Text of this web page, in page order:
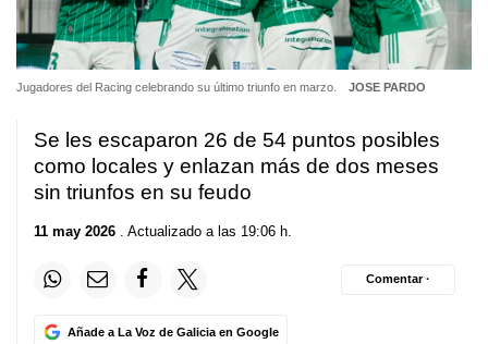
Jugadores del Racing celebrando su último triunfo en marzo. JOSE PARDO
Se les escaparon 26 de 54 puntos posibles
como locales y enlazan más de dos meses
sin triunfos en su feudo
11 may 2026 . Actualizado a las 19:06 h.
Añade a La Voz de Galicia en Google
Comentar ·